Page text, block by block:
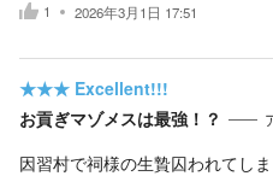
1 2026年3月1日 17:51
★★★ Excellent!!!
お貢ぎマゾメスは最強！？
因習村で祠様の生贄囚われてし